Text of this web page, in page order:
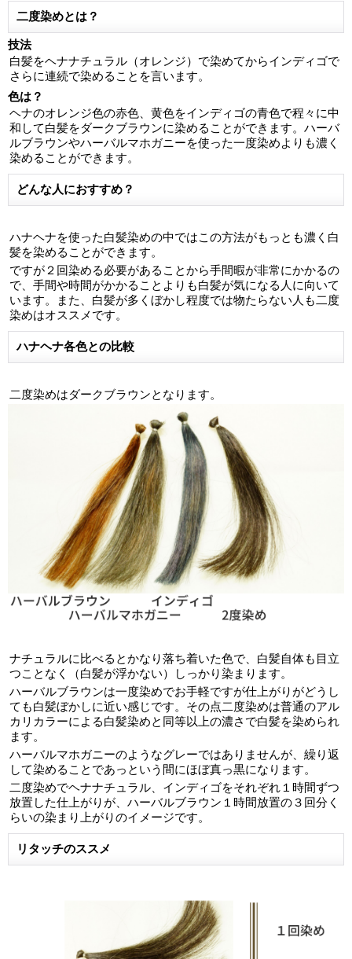
二度染めとは？
技法
白髪をヘナナチュラル（オレンジ）で染めてからインディゴで
さらに連続で染めることを言います。
色は？
ヘナのオレンジ色の赤色、黄色をインディゴの青色で程々に中
和して白髪をダークブラウンに染めることができます。ハーバ
ルブラウンやハーバルマホガニーを使った一度染めよりも濃く
染めることができます。
どんな人におすすめ？
ハナヘナを使った白髪染めの中ではこの方法がもっとも濃く白
髪を染めることができます。
ですが２回染める必要があることから手間暇が非常にかかるの
で、手間や時間がかかることよりも白髪が気になる人に向いて
います。また、白髪が多くぼかし程度では物たらない人も二度
染めはオススメです。
ハナヘナ各色との比較
二度染めはダークブラウンとなります。
ナチュラルに比べるとかなり落ち着いた色で、白髪自体も目立
つことなく（白髪が浮かない）しっかり染まります。
ハーバルブラウンは一度染めでお手軽ですが仕上がりがどうし
ても白髪ぼかしに近い感じです。その点二度染めは普通のアル
カリカラーによる白髪染めと同等以上の濃さで白髪を染められ
ます。
ハーバルマホガニーのようなグレーではありませんが、繰り返
して染めることであっという間にほぼ真っ黒になります。
二度染めでヘナナチュラル、インディゴをそれぞれ１時間ずつ
放置した仕上がりが、ハーバルブラウン１時間放置の３回分く
らいの染まり上がりのイメージです。
リタッチのススメ